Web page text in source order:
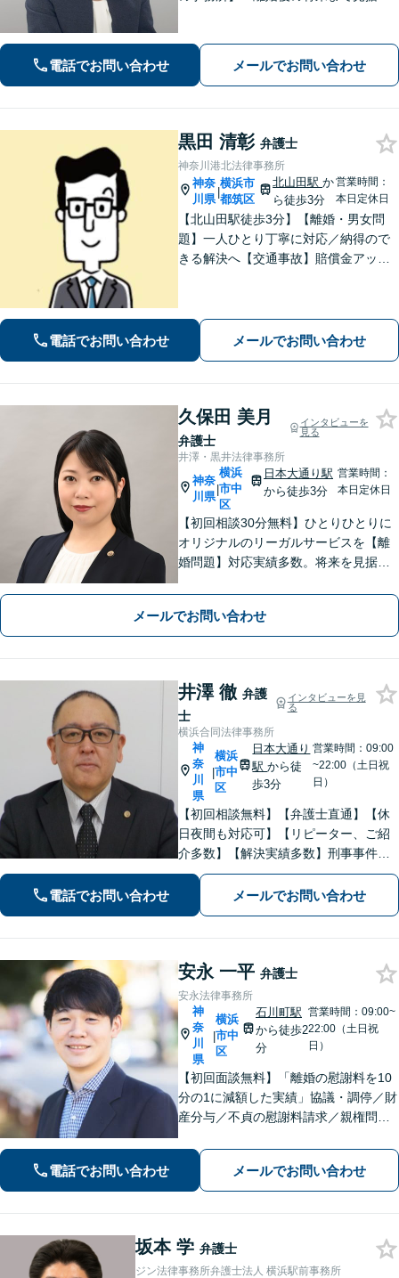
い相続問題に対応する豊富な実績」
「相続登記義務化に対応」【WEB面談
電話でお問い合わせ メールでお問い合わせ
黒田 清彰 弁護士
神奈川港北法律事務所
神奈
川県
|
横浜市
都筑区
北山田駅か
ら徒歩3分
営業時間：
本日定休日
【北山田駅徒歩3分】【離婚・男女問
題】一人ひとり丁寧に対応／納得ので
きる解決へ【交通事故】賠償金アップ
続きはもちろん、再発防止策や今後の
生活のフォローも行います。
電話でお問い合わせ メールでお問い合わせ
久保田 美月
弁護士
インタビューを
見る
井澤・黒井法律事務所
神奈
川県
|
横浜
市中
区
日本大通り駅
から徒歩3分
営業時間：
本日定休日
【初回相談30分無料】ひとりひとりに
オリジナルのリーガルサービスを【離
婚問題】対応実績多数。将来を見据え
本大通り駅3分】
メールでお問い合わせ
井澤 徹 弁護
士
インタビューを見
る
横浜合同法律事務所
神
奈
川
県
|
横浜
市中
区
日本大通り
駅から徒
歩3分
営業時間：09:00
~22:00（土日祝
日）
【初回相談無料】【弁護士直通】【休
日夜間も対応可】【リピーター、ご紹
介多数】【解決実績多数】刑事事件、
債務整理、離婚、相続など幅広く対
応。迅速な対応と丁寧なサポートに努
めます。
電話でお問い合わせ メールでお問い合わせ
安永 一平 弁護士
安永法律事務所
神
奈
川
県
|
横浜
市中
区
石川町駅
から徒歩2
分
営業時間：09:00~
22:00（土日祝
日）
【初回面談無料】「離婚の慰謝料を10
分の1に減額した実績」協議・調停／財
産分与／不貞の慰謝料請求／親権問題
ーの顧問経験豊富」土地・建物の明渡
しや賃料回収など幅広くサポート【夜
間・休日面談可】【電話相談対応】
電話でお問い合わせ メールでお問い合わせ
坂本 学 弁護士
ジン法律事務所弁護士法人 横浜駅前事務所